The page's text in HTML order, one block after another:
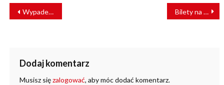
NAWIGACJA
WPISU
Wypadek w Ołomuńcu. Polski kierowca usłyszy zarzuty? Bilety na pociągi PKP Intercity dostępne na eTravel
Dodaj komentarz
Musisz sięzalogować, aby móc dodać komentarz.